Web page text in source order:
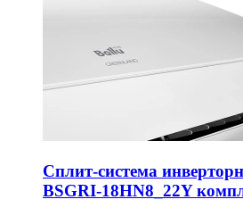
Сплит-система
BSGRI-18HN8_22Y